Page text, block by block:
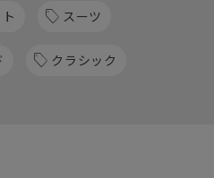
スーツ
クラシック